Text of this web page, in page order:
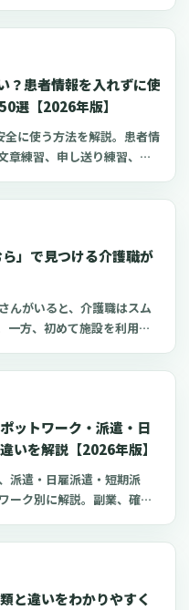
患者情報を入れずに使
選【2026年版】
に使う方法を解説。患者情
章練習、申し送り練習、復
」で見つける介護職が
んがいると、介護職はスム
一方、初めて施設を利用す
」で手に入れられるアイテ
者さんと介護職にとって
。
ットワーク・派遣・日
いを解説【2026年版】
派遣・日雇派遣・短期派
ーク別に解説。副業、確定
と違いをわかりやすく